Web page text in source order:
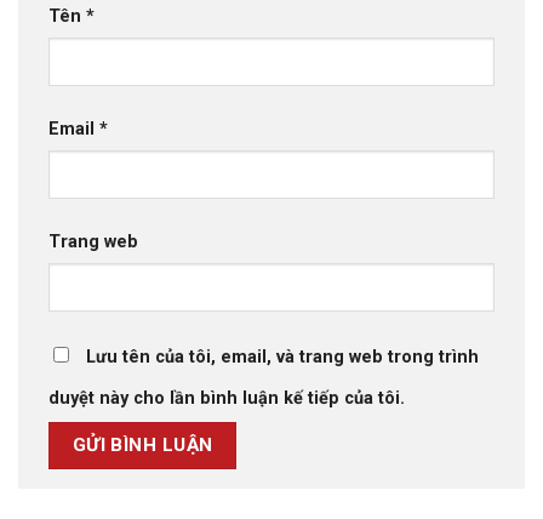
Tên *
Email *
Trang web
Lưu tên của tôi, email, và trang web trong trình
duyệt này cho lần bình luận kế tiếp của tôi.